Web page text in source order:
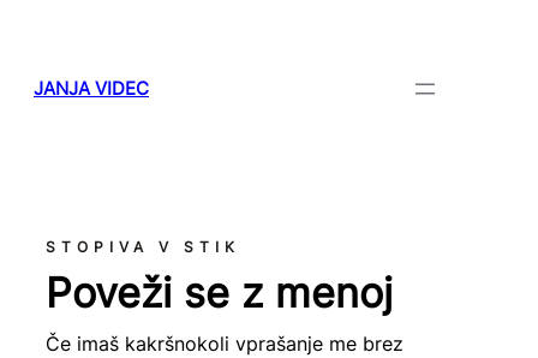
JANJA VIDEC
STOPIVA V STIK
Poveži se z menoj
Če imaš kakršnokoli vprašanje me brez